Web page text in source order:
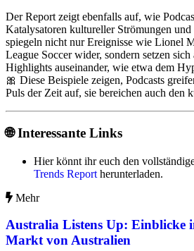
Der Report zeigt ebenfalls auf, wie
Katalysatoren kultureller Strömungen und
spiegeln nicht nur Ereignisse wie Lionel
League Soccer wider, sondern setzen
Highlights auseinander, wie etwa dem
🎀 Diese Beispiele zeigen, Podcasts
Puls der Zeit auf, sie bereichen auch den
🌐 Interessante Links
Hier könnt ihr euch den
Trends Report herunterladen.
Mehr
Australia Listens Up: Einblicke
Markt von Australien